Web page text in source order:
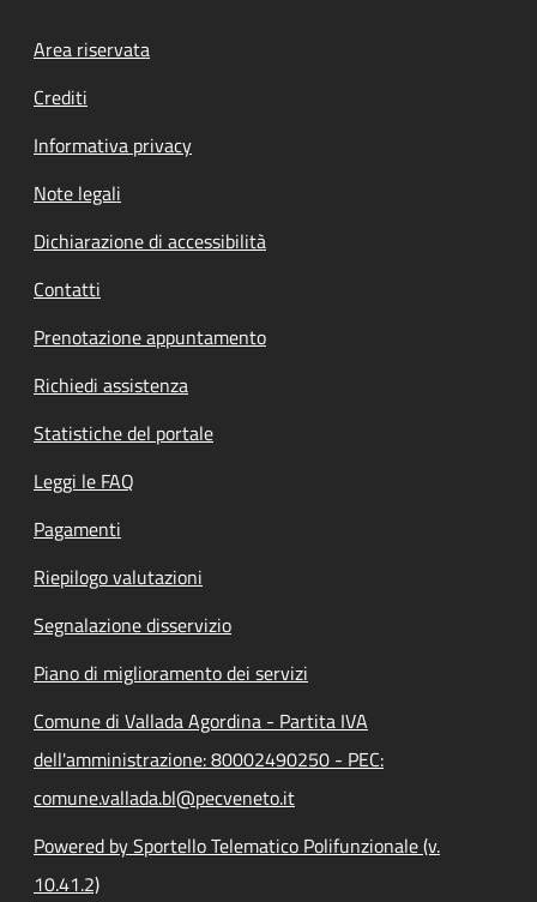
Footer menu
Area riservata
Crediti
Informativa privacy
Note legali
Dichiarazione di accessibilità
Contatti
Prenotazione appuntamento
Richiedi assistenza
Statistiche del portale
Leggi le FAQ
Pagamenti
Riepilogo valutazioni
Segnalazione disservizio
Piano di miglioramento dei servizi
Comune di Vallada Agordina - Partita IVA
dell'amministrazione: 80002490250 - PEC:
comune.vallada.bl@pecveneto.it
Powered by Sportello Telematico Polifunzionale (v.
10.41.2)